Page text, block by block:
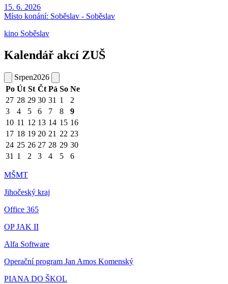
15. 6. 2026
Místo konání: Soběslav - Soběslav
kino Soběslav
Kalendář akcí ZUŠ
Srpen2026
Po Út St Čt Pá So Ne
27 28 29 30 31 1
2
3
4 5 6 7 8
9
10 11 12 13 14 15 16
17 18 19 20 21 22 23
24 25 26 27 28 29 30
31 1 2 3 4 5 6
MŠMT
Jihočeský kraj
Office 365
OP JAK II
Alfa Software
Operační program Jan Amos Komenský
PIANA DO ŠKOL